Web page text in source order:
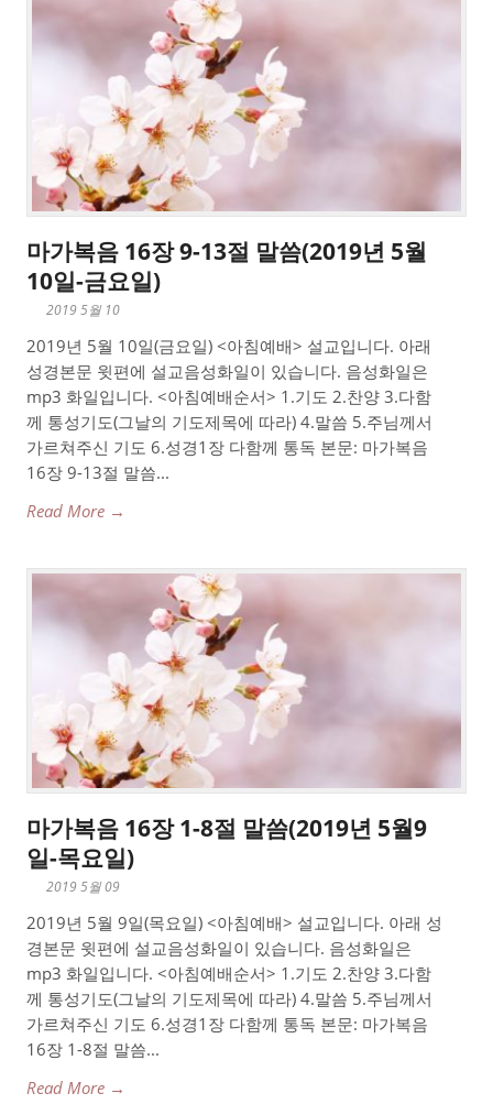
마가복음 16장 9-13절 말씀(2019년 5월
10일-금요일)
2019 5월 10
2019년 5월 10일(금요일) <아침예배> 설교입니다. 아래
성경본문 윗편에 설교음성화일이 있습니다. 음성화일은
mp3 화일입니다. <아침예배순서> 1.기도 2.찬양 3.다함
께 통성기도(그날의 기도제목에 따라) 4.말씀 5.주님께서
가르쳐주신 기도 6.성경1장 다함께 통독 본문: 마가복음
16장 9-13절 말씀...
Read More →
마가복음 16장 1-8절 말씀(2019년 5월9
일-목요일)
2019 5월 09
2019년 5월 9일(목요일) <아침예배> 설교입니다. 아래 성
경본문 윗편에 설교음성화일이 있습니다. 음성화일은
mp3 화일입니다. <아침예배순서> 1.기도 2.찬양 3.다함
께 통성기도(그날의 기도제목에 따라) 4.말씀 5.주님께서
가르쳐주신 기도 6.성경1장 다함께 통독 본문: 마가복음
16장 1-8절 말씀...
Read More →